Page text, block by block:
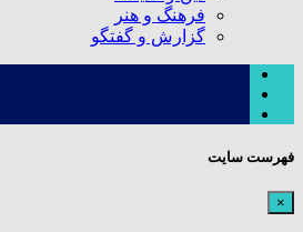
فرهنگ و هنر
گزارش و گفتگو
فهرست سایت
×